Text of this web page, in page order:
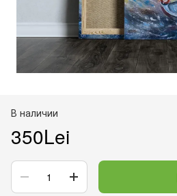
В наличии
350Lei